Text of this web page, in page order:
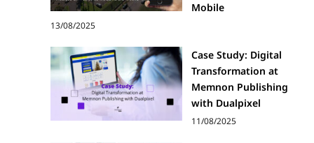
Mobile
13/08/2025
Case Study: Digital
Transformation at
Memnon Publishing
with Dualpixel
11/08/2025